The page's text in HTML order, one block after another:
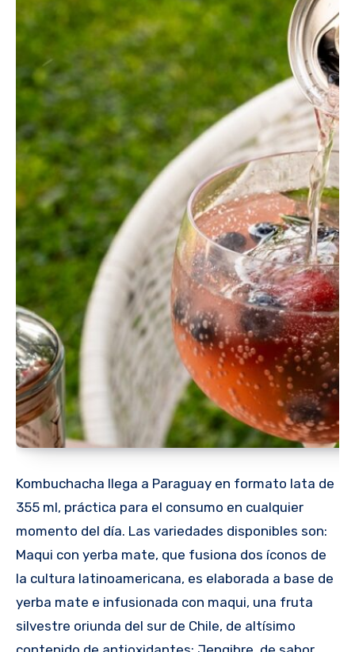
Kombuchacha llega a Paraguay en formato lata de
355 ml, práctica para el consumo en cualquier
momento del día. Las variedades disponibles son:
Maqui con yerba mate, que fusiona dos íconos de
la cultura latinoamericana, es elaborada a base de
yerba mate e infusionada con maqui, una fruta
silvestre oriunda del sur de Chile, de altísimo